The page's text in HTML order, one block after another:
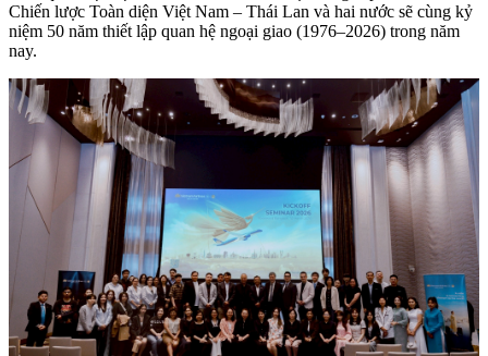
Chiến lược Toàn diện Việt Nam – Thái Lan và hai nước sẽ cùng kỷ
niệm 50 năm thiết lập quan hệ ngoại giao (1976–2026) trong năm
nay.